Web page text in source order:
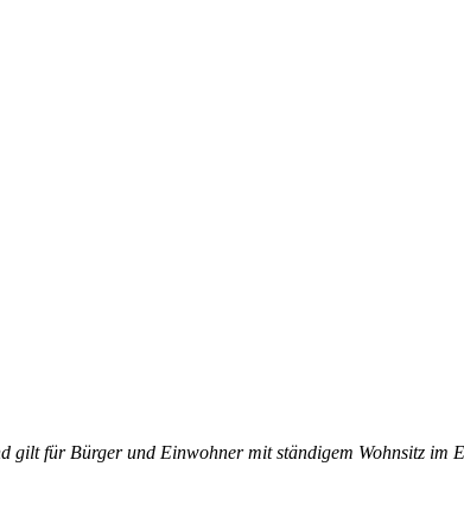
für Bürger und Einwohner mit ständigem Wohnsitz im